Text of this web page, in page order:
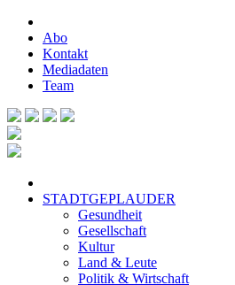
Abo
Kontakt
Mediadaten
Team
STADTGEPLAUDER
Gesundheit
Gesellschaft
Kultur
Land & Leute
Politik & Wirtschaft